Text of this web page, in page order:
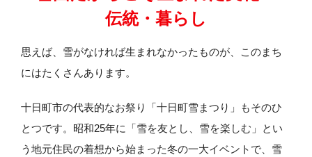
伝統・暮らし
思えば、雪がなければ生まれなかったものが、このまち
にはたくさんあります。
十日町市の代表的なお祭り「十日町雪まつり」もそのひ
とつです。昭和25年に「雪を友とし、雪を楽しむ」とい
う地元住民の着想から始まった冬の一大イベントで、雪